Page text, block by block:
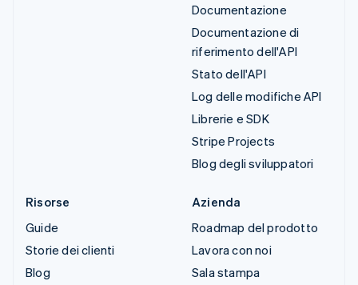
Documentazione
Documentazione di
riferimento dell'API
Stato dell'API
Log delle modifiche API
Librerie e SDK
Stripe Projects
Blog degli sviluppatori
Risorse
Guide
Storie dei clienti
Blog
Azienda
Roadmap del prodotto
Lavora con noi
Sala stampa